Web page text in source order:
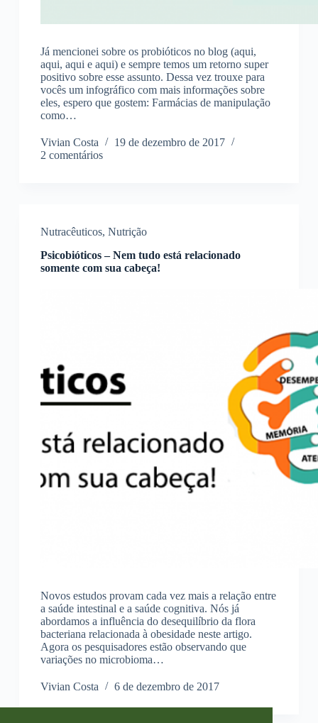
Já mencionei sobre os probióticos no blog (aqui,
aqui, aqui e aqui) e sempre temos um retorno super
positivo sobre esse assunto. Dessa vez trouxe para
vocês um infográfico com mais informações sobre
eles, espero que gostem: Farmácias de manipulação
como…
Vivian Costa
19 de dezembro de 2017
2 comentários
Nutracêuticos, Nutrição
Psicobióticos – Nem tudo está relacionado
somente com sua cabeça!
Novos estudos provam cada vez mais a relação entre
a saúde intestinal e a saúde cognitiva. Nós já
abordamos a influência do desequilíbrio da flora
bacteriana relacionada à obesidade neste artigo.
Agora os pesquisadores estão observando que
variações no microbioma…
Vivian Costa 6 de dezembro de 2017